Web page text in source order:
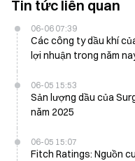
Tin tức liên quan
06-06 07:39
Các công ty dầu khí
lợi nhuận trong năm
06-05 15:53
Sản lượng dầu của
năm 2025
06-05 15:07
Fitch Ratings: Nguồn